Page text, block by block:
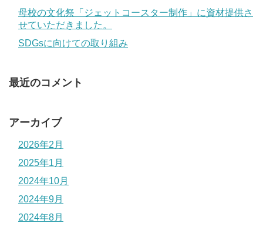
母校の文化祭「ジェットコースター制作」に資材提供さ
せていただきました。
SDGsに向けての取り組み
最近のコメント
アーカイブ
2026年2月
2025年1月
2024年10月
2024年9月
2024年8月